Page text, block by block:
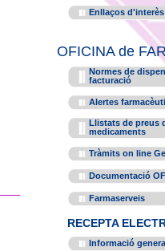
Enllaços d'interès
OFICINA de
Normes de
facturació
Alertes
Llistats de preus
medicaments
Tràmits on line
Documentació OF
Farmaserveis
RECEPTA
Informació